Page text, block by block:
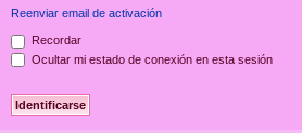
Reenviar email de activación
Recordar
Ocultar mi estado de conexión en esta sesión